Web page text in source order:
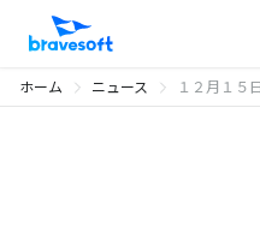
ホーム ニュース １２月１５日